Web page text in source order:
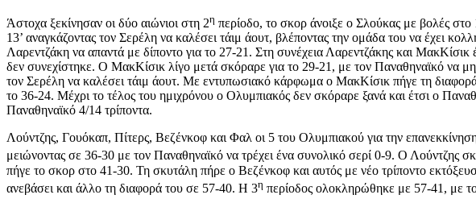
Άστοχα ξεκίνησαν οι δύο αιώνιοι στη 2η περίοδο, το σκορ άνοιξε ο Σλούκας με βολές
13’ αναγκάζοντας τον Σερέλη να καλέσει τάιμ άουτ, βλέποντας την ομάδα του να έχει
Λαρεντζάκη να απαντά με δίποντο για το 27-21. Στη συνέχεια Λαρεντζάκης και
δεν συνεχίστηκε. Ο ΜακΚίσικ λίγο μετά σκόραρε για το 29-21, με τον Παναθηναϊκό να
τον Σερέλη να καλέσει τάιμ άουτ. Με εντυπωσιακό κάρφωμα ο ΜακΚίσικ πήγε τη
το 36-24. Μέχρι το τέλος του ημιχρόνου ο Ολυμπιακός δεν σκόραρε ξανά και έτσι ο
Παναθηναϊκό 4/14 τρίποντα.
Λούντζης, Γουόκαπ, Πίτερς, Βεζένκοφ και Φαλ οι 5 του Ολυμπιακού για την
μειώνοντας σε 36-30 με τον Παναθηναϊκό να τρέχει ένα συνολικό σερί 0-9. Ο Λούντζης
πήγε το σκορ στο 41-30. Τη σκυτάλη πήρε ο Βεζένκοφ και αυτός με νέο τρίποντο
ανεβάσει και άλλο τη διαφορά του σε 57-40. Η 3η περίοδος ολοκληρώθηκε με 57-41, με